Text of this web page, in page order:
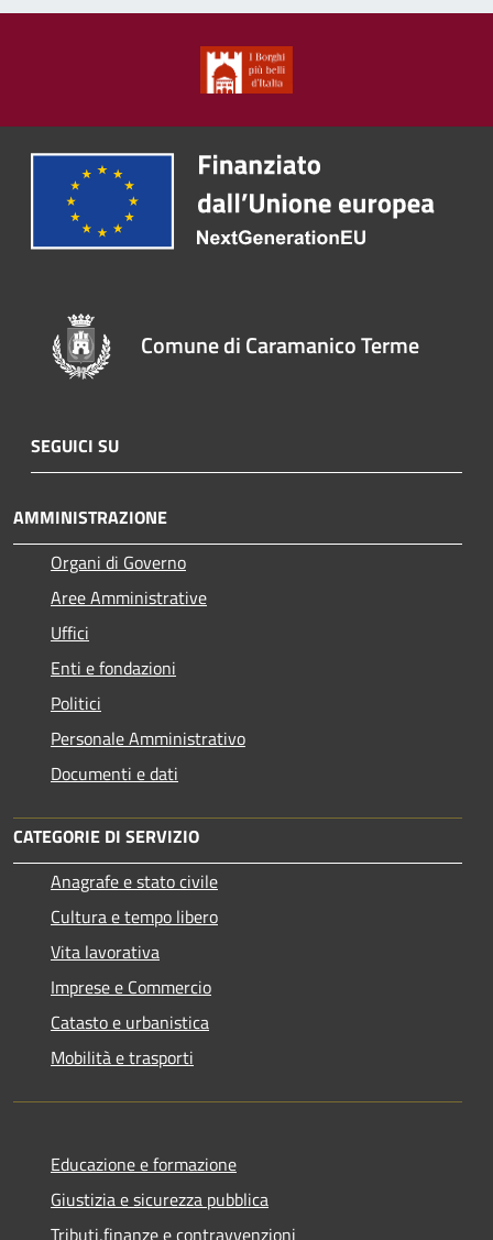
Comune di Caramanico Terme
SEGUICI SU
AMMINISTRAZIONE
Organi di Governo
Aree Amministrative
Uffici
Enti e fondazioni
Politici
Personale Amministrativo
Documenti e dati
CATEGORIE DI SERVIZIO
Anagrafe e stato civile
Cultura e tempo libero
Vita lavorativa
Imprese e Commercio
Catasto e urbanistica
Mobilità e trasporti
Educazione e formazione
Giustizia e sicurezza pubblica
Tributi,finanze e contravvenzioni